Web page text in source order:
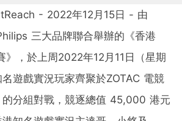
- 2022年12月15日 - 由
三大品牌聯合舉辦的《香港
》，於上周2022年12月11日（星期
遊戲實況玩家齊聚於ZOTAC 電競
分組對戰，競逐總值 45,000 港元